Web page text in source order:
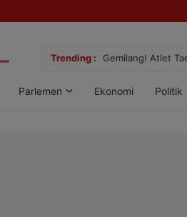
Trending : Gemilang! Atlet
Parlemen Ekonomi Politik